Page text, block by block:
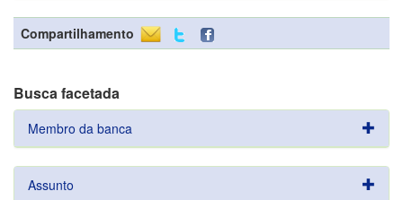
Compartilhamento
Busca facetada
Membro da banca
Assunto